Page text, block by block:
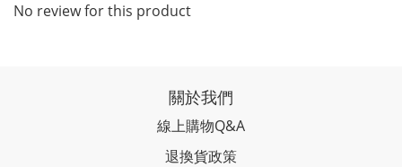
No review for this product
關於我們
線上購物Q&A
退換貨政策